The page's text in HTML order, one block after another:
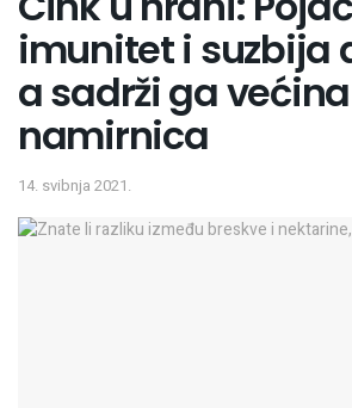
imunitet i suzbija
a sadrži ga većina
namirnica
14. svibnja 2021.